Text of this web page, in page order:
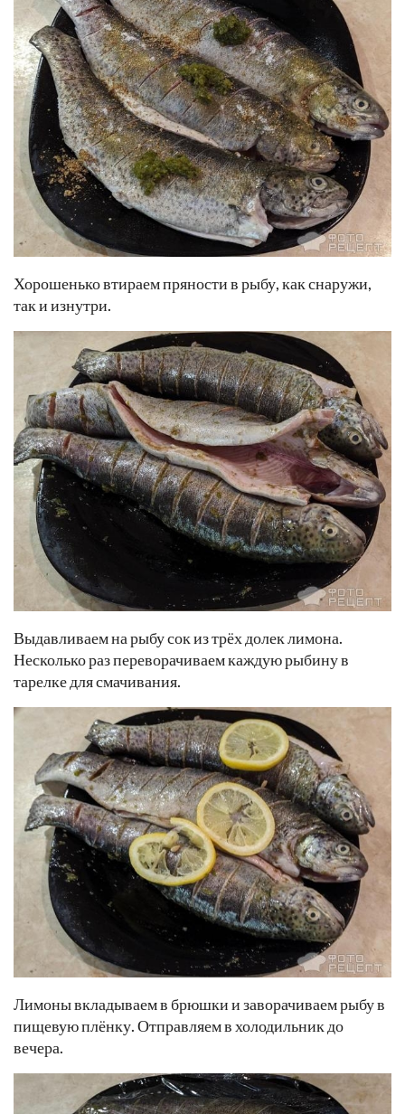
Хорошенько втираем пряности в рыбу, как снаружи,
так и изнутри.
Выдавливаем на рыбу сок из трёх долек лимона.
Несколько раз переворачиваем каждую рыбину в
тарелке для смачивания.
Лимоны вкладываем в брюшки и заворачиваем рыбу в
пищевую плёнку. Отправляем в холодильник до
вечера.